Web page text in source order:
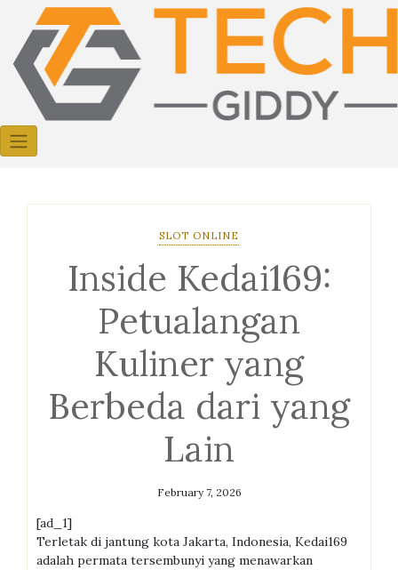
content
SLOT ONLINE
Inside Kedai169:
Petualangan
Kuliner yang
Berbeda dari yang
Lain
February 7, 2026
[ad_1]
Terletak di jantung kota Jakarta, Indonesia, Kedai169
adalah permata tersembunyi yang menawarkan